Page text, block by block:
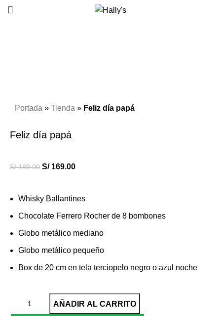
Portada »Tienda » Feliz día papá
Feliz día papá
S/189.00 S/169.00
Whisky Ballantines
Chocolate Ferrero Rocher de 8 bombones
Globo metálico mediano
Globo metálico pequeño
Box de 20 cm en tela terciopelo negro o azul noche
AÑADIR AL CARRITO